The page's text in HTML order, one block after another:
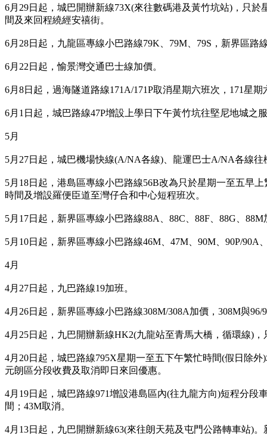
6月29日起，城巴開辦新線73X(來往數碼港及黃竹坑站)，只
間及來回程繞經安禧街。
6月28日起，九龍區專線小巴路線79K、79M、79S，新界區路
6月22日起，愉景灣交通巴士線加價。
6月8日起，過海隧道路線171A/171P取消星期六班次，171星
6月1日起，城巴路線47P增設上學日下午黃竹坑往堅尼地城之
5月
5月27日起，城巴機場快線(A/NA各線)、龍運巴士A/NA各線
5月18日起，港島區專線小巴路線56B改為只於星期一至五早
時間及增設羅便臣道至灣仔合和中心短程班次。
5月17日起，新界區專線小巴路線88A、88C、88F、88G、88M
5月10日起，新界區專線小巴路線46M、47M、90M、90P/90A
4月
4月27日起，九巴路線19加班。
4月26日起，新界區專線小巴路線308M/308A加價，308M與
4月25日起，九巴開辦新線HK2(九龍站至青馬大橋，循環線)
4月20日起，城巴路線795X星期一至五下午繁忙時間(假日除
元朗區分段收費及取消即日來回優惠。
4月19日起，城巴路線971增設港島區內(往九龍方向)短程分
間；43M取消。
4月13日起，九巴開辦新線63(來往朗天苑及屯門公路轉車站)